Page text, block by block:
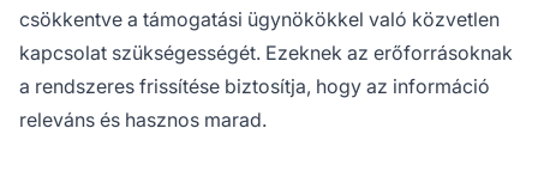
csökkentve a támogatási ügynökökkel való közvetlen
kapcsolat szükségességét. Ezeknek az erőforrásoknak
a rendszeres frissítése biztosítja, hogy az információ
releváns és hasznos marad.